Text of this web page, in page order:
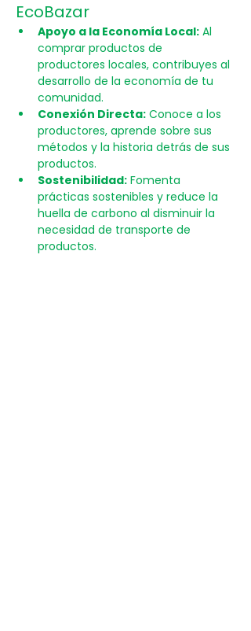
EcoBazar
Apoyo a la Economía Local: Al
comprar productos de
productores locales, contribuyes al
desarrollo de la economía de tu
comunidad.
Conexión Directa: Conoce a los
productores, aprende sobre sus
métodos y la historia detrás de sus
productos.
Sostenibilidad: Fomenta
prácticas sostenibles y reduce la
huella de carbono al disminuir la
necesidad de transporte de
productos.